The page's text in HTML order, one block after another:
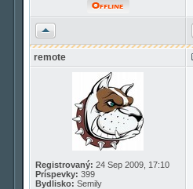
Hore
remote
Registrovaný: 24 Sep 2009, 17:10
Príspevky: 399
Bydlisko: Semily